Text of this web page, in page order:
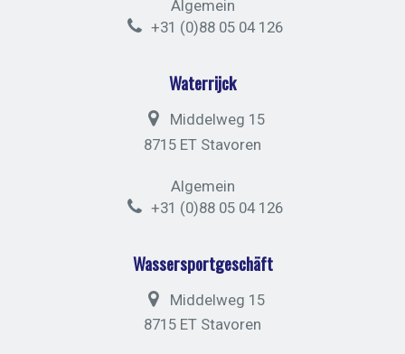
Algemein
+31 (0)88 05 04 126
Waterrijck
Middelweg 15
8715 ET Stavoren
Algemein
+31 (0)88 05 04 126
Wassersportgeschäft
Middelweg 15
8715 ET Stavoren